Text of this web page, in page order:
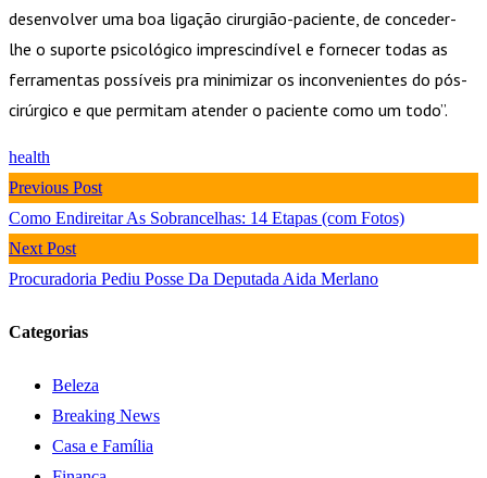
desenvolver uma boa ligação cirurgião-paciente, de conceder-
lhe o suporte psicológico imprescindível e fornecer todas as
ferramentas possíveis pra minimizar os inconvenientes do pós-
cirúrgico e que permitam atender o paciente como um todo”.
health
Previous Post
Como Endireitar As Sobrancelhas: 14 Etapas (com Fotos)
Next Post
Procuradoria Pediu Posse Da Deputada Aida Merlano
Categorias
Beleza
Breaking News
Casa e Família